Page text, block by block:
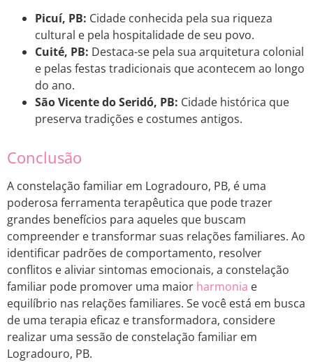
Picuí, PB: Cidade conhecida pela sua riqueza
cultural e pela hospitalidade de seu povo.
Cuité, PB: Destaca-se pela sua arquitetura colonial
e pelas festas tradicionais que acontecem ao longo
do ano.
São Vicente do Seridó, PB: Cidade histórica que
preserva tradições e costumes antigos.
Conclusão
A constelação familiar em Logradouro, PB, é uma
poderosa ferramenta terapêutica que pode trazer
grandes benefícios para aqueles que buscam
compreender e transformar suas relações familiares. Ao
identificar padrões de comportamento, resolver
conflitos e aliviar sintomas emocionais, a constelação
familiar pode promover uma maior harmonia e
equilíbrio nas relações familiares. Se você está em busca
de uma terapia eficaz e transformadora, considere
realizar uma sessão de constelação familiar em
Logradouro, PB.